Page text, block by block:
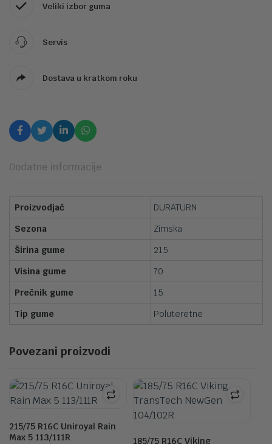
Veliki izbor guma
Servis
Dostava u kratkom roku
Dodatne informacije
Proizvodjač
DURATURN
Sezona
Zimska
Širina gume
215
Visina gume
70
Prečnik gume
15
Tip gume
Poluteretne
Povezani proizvodi
215/75 R16C Uniroyal Rain
Max 5 113/111R
185/75 R16C Viking